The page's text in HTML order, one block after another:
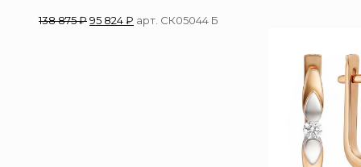
138 875₽95 824₽ арт. СК05044 Б